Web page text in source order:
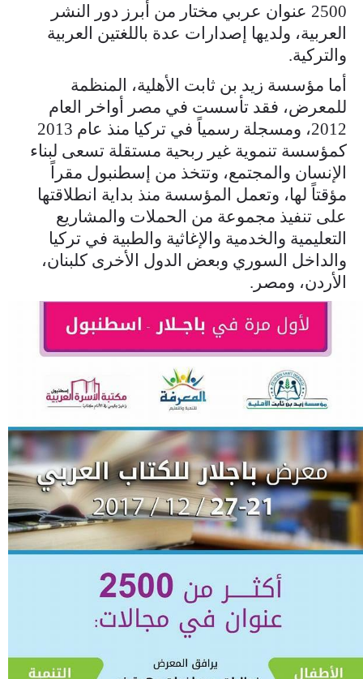
2500 عنوان عربي مختار من أبرز دور النشر
العربية، ولديها إصدارات عدة باللغتين العربية
والتركية.
أما مؤسسة زيد بن ثابت الأهلية، المنظمة
للمعرض، فقد تأسست في مصر أواخر العام
2012، ومسجلة رسمياً في تركيا منذ عام 2013
كمؤسسة تنموية غير ربحية مستقلة تسعى لبناء
الإنسان والمجتمع، وتتخذ من إسطنبول مقراً
مؤقتاً لها، وتعمل المؤسسة منذ بداية انطلاقتها
على تنفيذ مجموعة من الحملات والمشاريع
التعليمية والخدمية والإغاثية والطبية في تركيا
والداخل السوري وبعض الدول الأخرى كلبنان،
الأردن، ومصر.
25975473_167044047361363_353288912_n.jpg